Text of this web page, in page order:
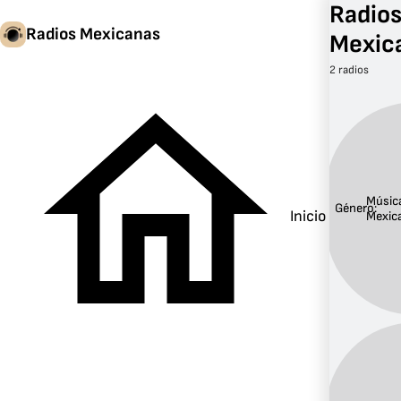
Radios Mexicanas
Inicio
2 radios
Género: